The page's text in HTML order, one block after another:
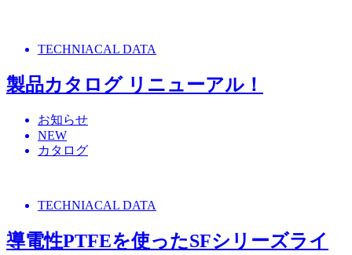
TECHNIACAL DATA
製品カタログ リニューアル！
お知らせ
NEW
カタログ
TECHNIACAL DATA
導電性PTFEを使ったSFシリーズライ